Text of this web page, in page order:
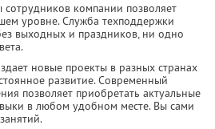
компании позволяет
уровне. Служба техподдержки
выходных и праздников, ни одно
новые проекты в разных странах
развитие. Современный
позволяет приобретать актуальные
в любом удобном месте. Вы сами